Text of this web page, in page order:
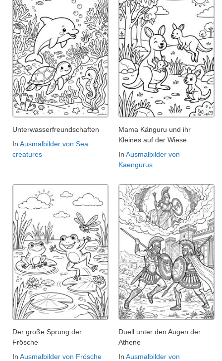
Unterwasserfreundschaften
In Ausmalbilder von Sea
creatures
Mama Känguru und ihr
Kleines auf der Wiese
In Ausmalbilder von
Kaengurus
Der große Sprung der
Frösche
In Ausmalbilder von Frösche
Duell unter den Augen der
Athene
In Ausmalbilder von